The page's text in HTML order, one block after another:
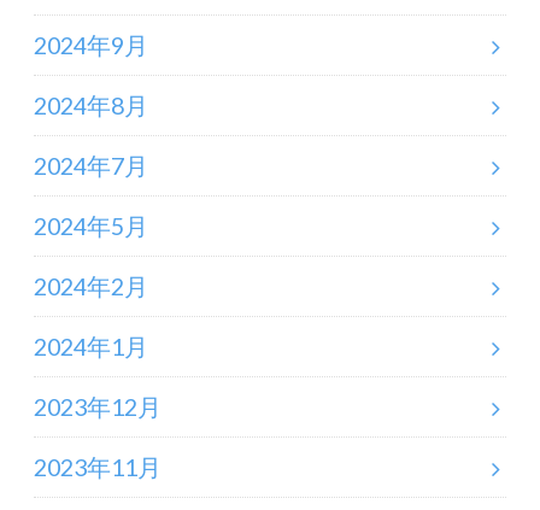
2024年9月
2024年8月
2024年7月
2024年5月
2024年2月
2024年1月
2023年12月
2023年11月